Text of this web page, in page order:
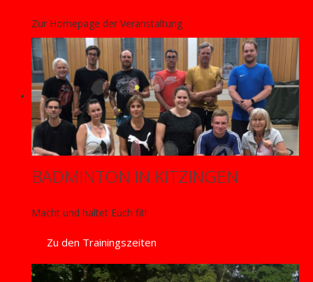
Zur Homepage der Veranstaltung
BADMINTON IN KITZINGEN
Macht und haltet Euch fit!
Zu den Trainingszeiten